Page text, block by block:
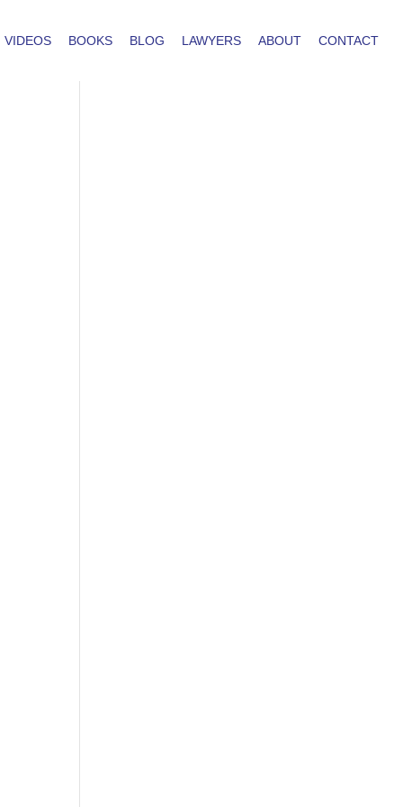
VIDEOS BOOKS BLOG LAWYERS ABOUT CONTACT